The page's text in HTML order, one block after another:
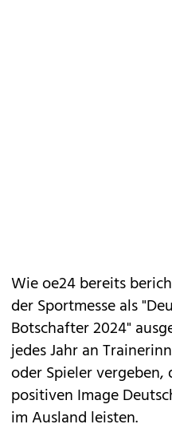
Wie oe24 bereits
der Sportmesse als
Botschafter 2024"
jedes Jahr an
oder Spieler
positiven Image
im Ausland leisten.